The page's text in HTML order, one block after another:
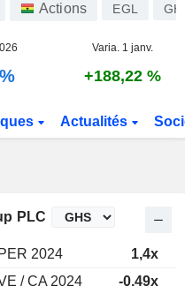
Actions EGL
Varia. 1 janv.
+188,22 %
Actualités
PLC
PER 2024 1,4x
/ CA 2024 -0,49x